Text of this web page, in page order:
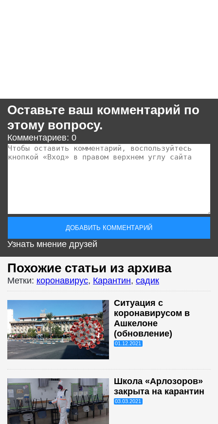
Оставьте ваш комментарий по
этому вопросу.
Комментариев: 0
Узнать мнение друзей
Похожие статьи из архива
Метки: коронавирус, Карантин, садик
Ситуация с
коронавирусом в
Ашкелоне
(обновление)
01.12.2021
Школа «Арлозоров»
закрыта на карантин
03.03.2021